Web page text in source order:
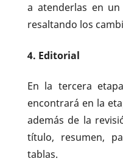
a atenderlas en
resaltando los
4. Editorial
En la tercera
encontrará en la
además de la
título, resumen,
tablas.